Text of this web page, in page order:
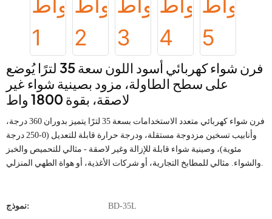
فرن شواء كهربائي أسود اللون سعة 35 لترًا يُوضع
على سطح الطاولة، مزود بصينية شواء غير
لاصقة، بقوة 1800 واط
فرن شواء كهربائي متعدد الاستخدامات بسعة 35 لترًا يتميز بدوران 360 درجة،
وأنابيب تسخين مزدوجة مستقلة، ودرجة حرارة قابلة للتعديل (0-250 درجة
مئوية)، وصينية شواء قابلة للإزالة وغير لاصقة - مثالي للتحميص والخبز
نموذج: BD-35L